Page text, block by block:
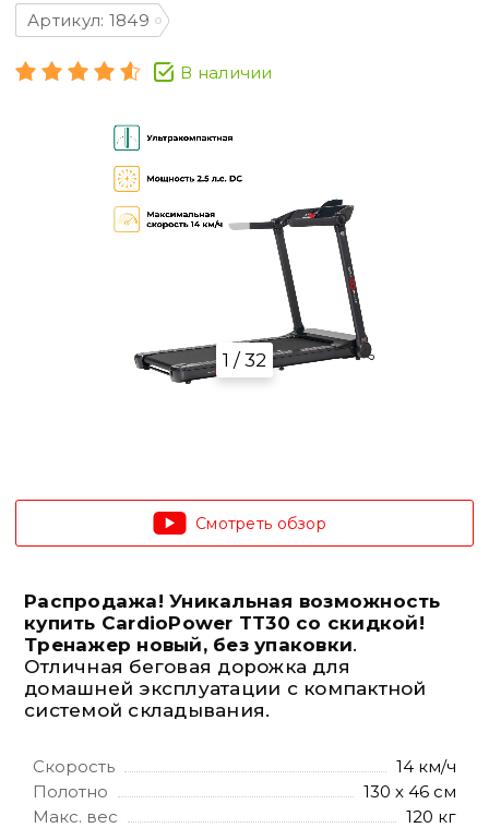
Артикул: 1849
В наличии
1 / 32
Смотреть обзор
Распродажа! Уникальная возможность
купить CardioPower TT30 со скидкой!
Тренажер новый, без упаковки.
Отличная беговая дорожка для
домашней эксплуатации с компактной
системой складывания.
Скорость
14 км/ч
Полотно
130 х 46 см
Макс. вес
120 кг